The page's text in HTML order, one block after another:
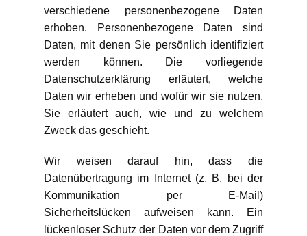
verschiedene personenbezogene Daten
erhoben. Personenbezogene Daten sind
Daten, mit denen Sie persönlich identifiziert
werden können. Die vorliegende
Datenschutzerklärung erläutert, welche
Daten wir erheben und wofür wir sie nutzen.
Sie erläutert auch, wie und zu welchem
Zweck das geschieht.
Wir weisen darauf hin, dass die
Datenübertragung im Internet (z. B. bei der
Kommunikation per E-Mail)
Sicherheitslücken aufweisen kann. Ein
lückenloser Schutz der Daten vor dem Zugriff